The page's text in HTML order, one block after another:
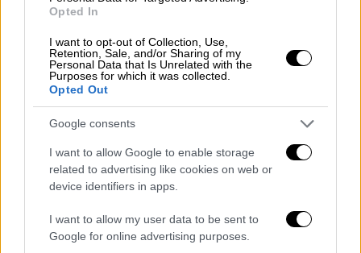
Opted In
I want to opt-out of Collection, Use,
Retention, Sale, and/or Sharing of my
Personal Data that Is Unrelated with the
Purposes for which it was collected.
Opted Out
Google consents
I want to allow Google to enable storage
related to advertising like cookies on web or
device identifiers in apps.
I want to allow my user data to be sent to
Google for online advertising purposes.
166 3 35
3
207 3 35
4
Δ. Παράλληλη ασφάλιση
Με τη διάταξη του άρθρου 32 του
Ν.4670/2020, ρυθμίζονται θέματα καταβολής
ασφαλιστικών εισφορών όταν, σύμφωνα με